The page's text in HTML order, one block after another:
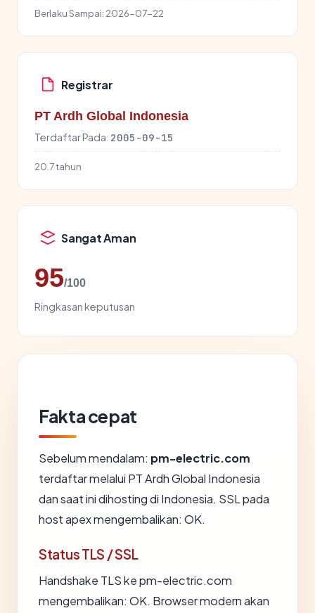
Berlaku Sampai: 2026-07-22
Registrar
PT Ardh Global Indonesia
Terdaftar Pada: 2005-09-15
20.7 tahun
Sangat Aman
95/100
Ringkasan keputusan
Fakta cepat
Sebelum mendalam: pm-electric.com
terdaftar melalui PT Ardh Global Indonesia
dan saat ini dihosting di Indonesia. SSL pada
host apex mengembalikan: OK.
Status TLS / SSL
Handshake TLS ke pm-electric.com
mengembalikan: OK. Browser modern akan